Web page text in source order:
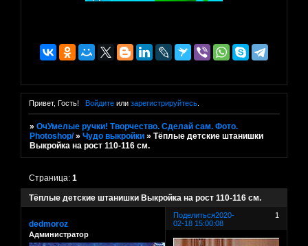
Привет, Гость! Войдитеили зарегистрируйтесь.
»ОчУмелые ручки! Творчество. Сделай сам. Фото.
Photoshop/ »Чудо выкройки »Тёплые детские штанишки
Выкройка на рост 110-116 см.
Тёплые детские штанишки Выкройка на рост 110-116 см.
Страница:1
Поделиться 1
2020-
02-18 15:00:08
dedmoroz
Администратор